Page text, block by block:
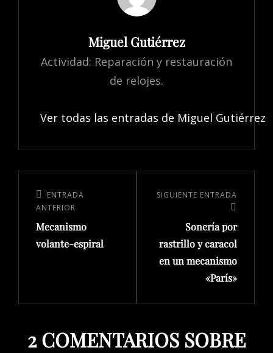
Miguel Gutiérrez
Actividad: Reparación y restauración
de relojes.
Ver todas las entradas de Miguel Gutiérrez
ENTRADA
ANTERIOR
Mecanismo
volante-espiral
SIGUIENTE ENTRADA
Sonería por
rastrillo y caracol
en un mecanismo
«París»
2 COMENTARIOS SOBRE